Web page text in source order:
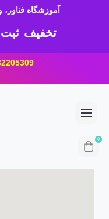
آموزشگاه فناور،
تخفیف
- 09111148568
0